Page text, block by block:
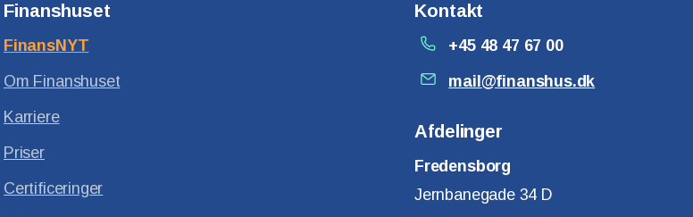
Finanshuset
FinansNYT
Om Finanshuset
Karriere
Priser
Certificeringer
Kontakt
+45 48 47 67 00
mail@finanshus.dk
Afdelinger
Fredensborg
Jernbanegade 34 D